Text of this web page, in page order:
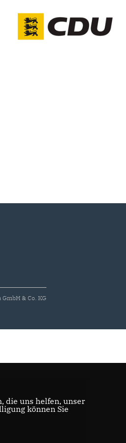
GmbH & Co. KG
die uns helfen, unser
können Sie